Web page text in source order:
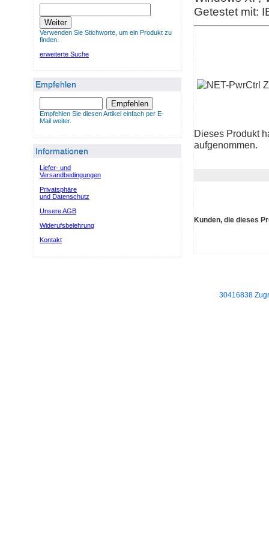
Weiter
Verwenden Sie Stichworte, um ein Produkt zu
finden.
erweiterte Suche
Empfehlen
Empfehlen
Empfehlen Sie diesen Artikel einfach per E-
Mail weiter.
Informationen
Liefer- und
Versandbedingungen
Privatsphäre
und Datenschutz
Unsere AGB
Widerufsbelehrung
Kontakt
Getestet mit:
Dieses Produkt
aufgenommen.
Kunden, die dieses
30416838